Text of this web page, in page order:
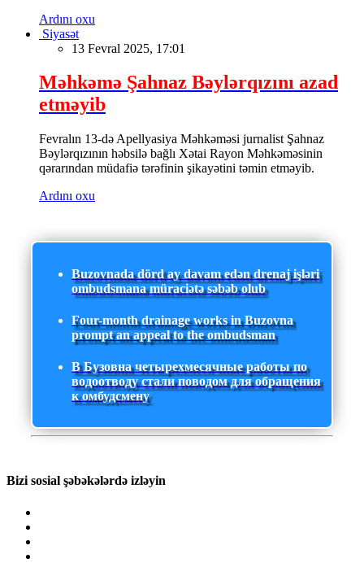
Ardını oxu
Siyasət
13 Fevral 2025, 17:01
Məhkəmə Şahnaz Bəylərqızını azad
etməyib
Fevralın 13-də Apellyasiya Məhkəməsi jurnalist Şahnaz
Bəylərqızının həbsilə bağlı Xətai Rayon Məhkəməsinin
qərarından müdafiə tərəfinin şikayətini təmin etməyib.
Ardını oxu
Buzovnada dörd ay davam edən drenaj işləri
ombudsmana müraciətə səbəb olub
Four-month drainage works in Buzovna
prompt an appeal to the ombudsman
В Бузовна четырехмесячные работы по
водоотводу стали поводом для обращения
к омбудсмену
Bizi sosial şəbəkələrdə izləyin